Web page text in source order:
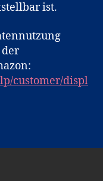
ist.
customer/displ